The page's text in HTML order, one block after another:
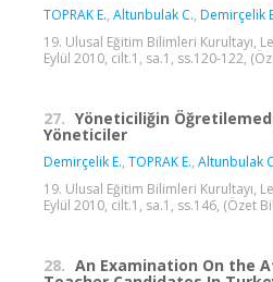
TOPRAK E., Altunbulak C., Demirçelik
19. Ulusal Eğitim Bilimleri Kurultayı,
Eylül 2010, cilt.1, sa.1, ss.120-122,
27. Yöneticiliğin
Yöneticiler
Demirçelik E., TOPRAK E., Altunbulak
19. Ulusal Eğitim Bilimleri Kurultayı,
Eylül 2010, cilt.1, sa.1, ss.146, (Özet
28. An Examination On the